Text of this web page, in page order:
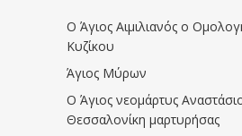
Ο Άγιος Αιμιλιανός ο
Κυζίκου
Άγιος Μύρων
Ο Άγιος νεομάρτυς
Θεσσαλονίκη μαρτυρήσας